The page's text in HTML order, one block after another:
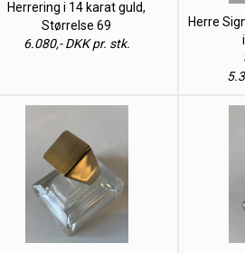
Herrering i 14 karat guld,
Størrelse 69
6.080,- DKK pr. stk.
Herre